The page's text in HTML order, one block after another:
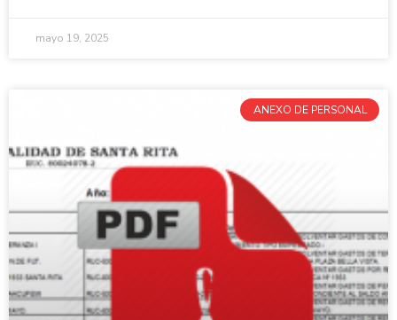
mayo 19, 2025
ANEXO DE PERSONAL